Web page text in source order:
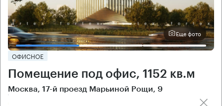
Еще фото
ОФИСНОЕ
Помещение под офис, 1152 кв.м
Москва, 17-й проезд Марьиной Рощи, 9